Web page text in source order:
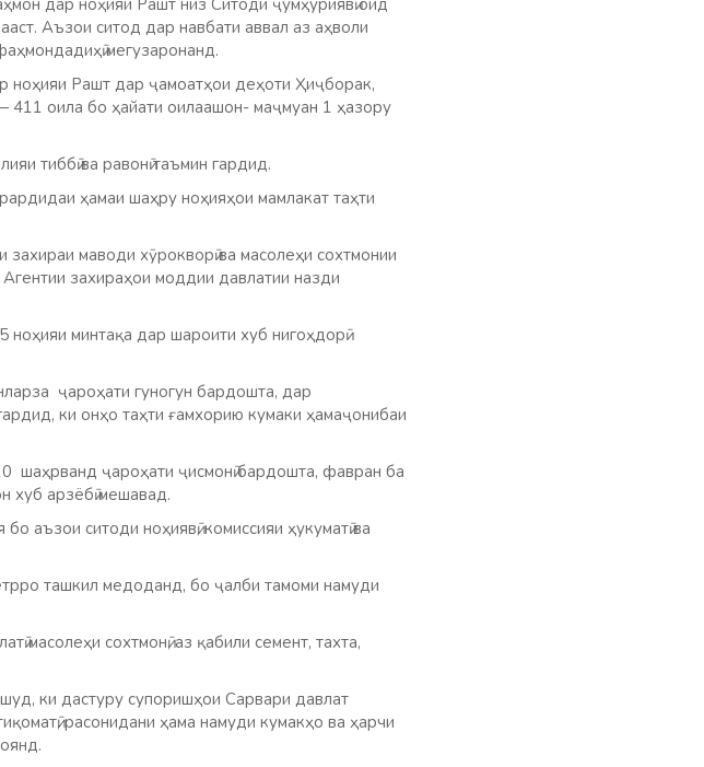
дар ноҳияи Рашт низ Ситоди ҷумҳуриявӣ оид
Аъзои ситод дар навбати аввал аз аҳволи
мегузаронанд.
ноҳияи Рашт дар ҷамоатҳои деҳоти Ҳиҷборак,
оила бо ҳайати оилаашон- маҷмуан 1 ҳазору
тиббӣ ва равонӣ таъмин гардид.
ҳамаи шаҳру ноҳияҳои мамлакат таҳти
маводи хӯрокворӣ ва масолеҳи сохтмонии
захираҳои моддии давлатии назди
минтақа дар шароити хуб нигоҳдорӣ
ҷароҳати гуногун бардошта, дар
ки онҳо таҳти ғамхорию кумаки ҳамаҷонибаи
шаҳрванд ҷароҳати ҷисмонӣ бардошта, фавран ба
хуб арзёбӣ мешавад.
ситоди ноҳиявӣ, комиссияи ҳукуматӣ ва
ташкил медоданд, бо ҷалби тамоми намуди
масолеҳи сохтмонӣ, аз қабили семент, тахта,
ки дастуру супоришҳои Сарвари давлат
расонидани ҳама намуди кумакҳо ва ҳарчи